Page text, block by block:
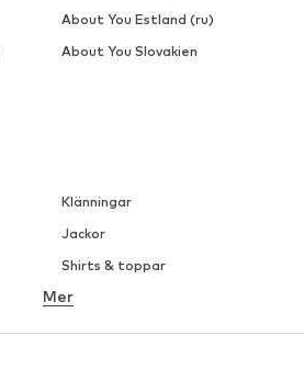
Klänningar
Jackor
Shirts & toppar
Underkläder
Blusar & tunikor
Mer
About You Estland (ru)
About You Slovakien